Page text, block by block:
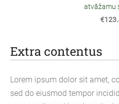
Extra contentus
Lorem ipsum dolor sit amet,
sed do eiusmod tempor
atvāžamu